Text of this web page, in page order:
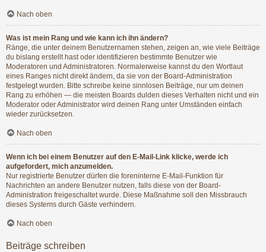
Nach oben
Was ist mein Rang und wie kann ich ihn ändern?
Ränge, die unter deinem Benutzernamen stehen, zeigen an, wie viele Beiträge
du bislang erstellt hast oder identifizieren bestimmte Benutzer wie
Moderatoren und Administratoren. Normalerweise kannst du den Wortlaut
eines Ranges nicht direkt ändern, da sie von der Board-Administration
festgelegt wurden. Bitte schreibe keine sinnlosen Beiträge, nur um deinen
Rang zu erhöhen — die meisten Boards dulden dieses Verhalten nicht und ein
Moderator oder Administrator wird deinen Rang unter Umständen einfach
wieder zurücksetzen.
Nach oben
Wenn ich bei einem Benutzer auf den E-Mail-Link klicke, werde ich
aufgefordert, mich anzumelden.
Nur registrierte Benutzer dürfen die foreninterne E-Mail-Funktion für
Nachrichten an andere Benutzer nutzen, falls diese von der Board-
Administration freigeschaltet wurde. Diese Maßnahme soll den Missbrauch
dieses Systems durch Gäste verhindern.
Nach oben
Beiträge schreiben